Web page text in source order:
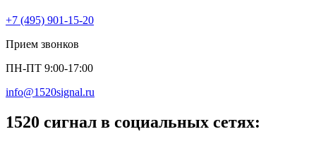
+7 (495) 901-15-20
Прием звонков
ПН-ПТ 9:00-17:00
info@1520signal.ru
1520 сигнал в социальных сетях: